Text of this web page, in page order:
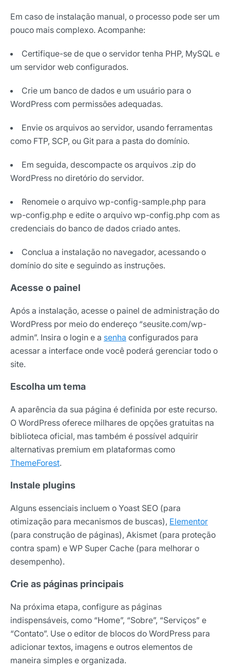
Em caso de instalação manual, o processo pode ser um
pouco mais complexo. Acompanhe:
Certifique-se de que o servidor tenha PHP, MySQL e
um servidor web configurados.
Crie um banco de dados e um usuário para o
WordPress com permissões adequadas.
Envie os arquivos ao servidor, usando ferramentas
como FTP, SCP, ou Git para a pasta do domínio.
Em seguida, descompacte os arquivos .zip do
WordPress no diretório do servidor.
Renomeie o arquivo wp-config-sample.php para
wp-config.php e edite o arquivo wp-config.php com as
credenciais do banco de dados criado antes.
Conclua a instalação no navegador, acessando o
domínio do site e seguindo as instruções.
Acesse o painel
Após a instalação, acesse o painel de administração do
WordPress por meio do endereço “seusite.com/wp-
admin”. Insira o login e a senha configurados para
acessar a interface onde você poderá gerenciar todo o
site.
Escolha um tema
A aparência da sua página é definida por este recurso.
O WordPress oferece milhares de opções gratuitas na
biblioteca oficial, mas também é possível adquirir
alternativas premium em plataformas como
ThemeForest.
Instale plugins
Alguns essenciais incluem o Yoast SEO (para
otimização para mecanismos de buscas), Elementor
(para construção de páginas), Akismet (para proteção
contra spam) e WP Super Cache (para melhorar o
desempenho).
Crie as páginas principais
Na próxima etapa, configure as páginas
indispensáveis, como “Home”, “Sobre”, “Serviços” e
“Contato”. Use o editor de blocos do WordPress para
adicionar textos, imagens e outros elementos de
maneira simples e organizada.
Selecione sua área de atuação
*Ao assinar nossa newsletter, você concorda em receber
nossas comunicações e está de acordo com as nossas
Assinar newsletter